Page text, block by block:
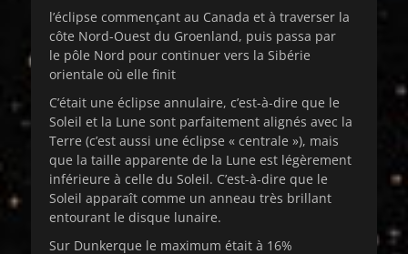
l’éclipse commençant au Canada et à traverser la
côte Nord-Ouest du Groenland, puis passa par
le pôle Nord pour continuer vers la Sibérie
orientale où elle finit
C’était une éclipse annulaire, c’est-à-dire que le
Soleil et la Lune sont parfaitement alignés avec la
Terre (c’est aussi une éclipse « centrale »), mais
que la taille apparente de la Lune est légèrement
inférieure à celle du Soleil. C’est-à-dire que le
Soleil apparaît comme un anneau très brillant
entourant le disque lunaire.
Sur Dunkerque le maximum était à 16%